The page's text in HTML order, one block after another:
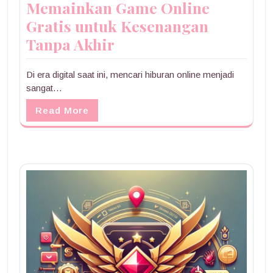
Memainkan Game Online
Gratis untuk Kesenangan
Tanpa Akhir
Di era digital saat ini, mencari hiburan online menjadi
sangat…
Read More